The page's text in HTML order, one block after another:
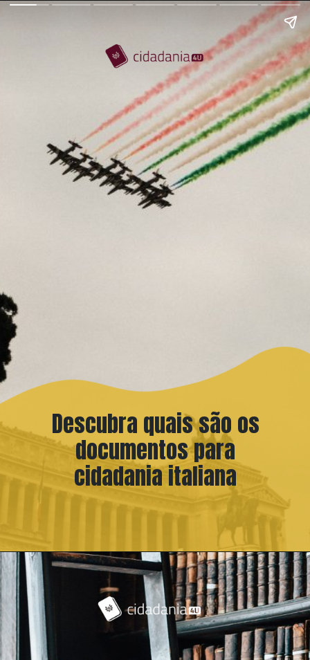
Descubra quais são os
documentos para
cidadania italiana